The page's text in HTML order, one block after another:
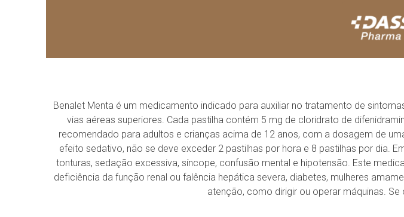
Benalet Menta é um medicamento indicado para auxiliar no tratamento de
vias aéreas superiores. Cada pastilha contém 5 mg de cloridrato de
recomendado para adultos e crianças acima de 12 anos, com a dosagem de
efeito sedativo, não se deve exceder 2 pastilhas por hora e 8 pastilhas por dia.
tonturas, sedação excessiva, síncope, confusão mental e hipotensão. Este
deficiência da função renal ou falência hepática severa, diabetes, mulheres
atenção, como dirigir ou operar máquinas.